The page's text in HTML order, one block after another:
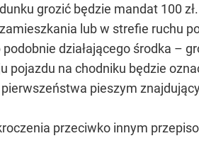
grozić będzie mandat 100 zł.
lub w strefie ruchu
działającego środka –
na chodniku będzie
pieszym
przeciwko innym